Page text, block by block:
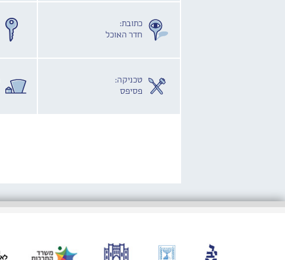
כתובת:
חדר האוכל
טכניקה:
פסיפס